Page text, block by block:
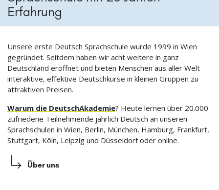
Erfahrung
Unsere erste Deutsch Sprachschule wurde 1999 in Wien
gegründet. Seitdem haben wir acht weitere in ganz
Deutschland eröffnet und bieten Menschen aus aller Welt
interaktive, effektive Deutschkurse in kleinen Gruppen zu
attraktiven Preisen.
Warum die DeutschAkademie? Heute lernen über 20.000
zufriedene Teilnehmende jährlich Deutsch an unseren
Sprachschulen in Wien, Berlin, München, Hamburg, Frankfurt,
Stuttgart, Köln, Leipzig und Düsseldorf oder online.
Über uns